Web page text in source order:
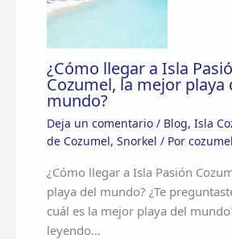
¿Cómo llegar a Isla
Cozumel, la mejor playa
mundo?
Deja un comentario / Blog, Isla
de Cozumel, Snorkel / Por
¿Cómo llegar a Isla Pasión
playa del mundo? ¿Te
cuál es la mejor playa del
leyendo…